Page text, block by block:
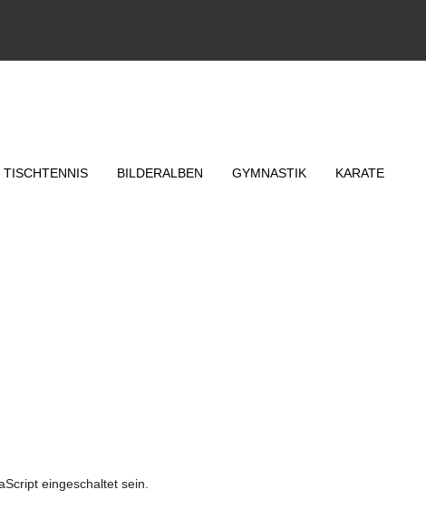
TISCHTENNIS BILDERALBEN GYMNASTIK KARATE
eingeschaltet sein.